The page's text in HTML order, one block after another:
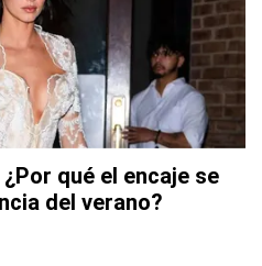
qué el encaje se
del verano?